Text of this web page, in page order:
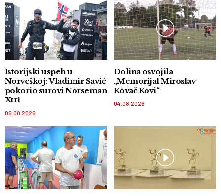
Istorijski uspeh u
Norveškoj: Vladimir Savić
pokorio surovi Norseman
Xtri
06.08.2026
Dolina osvojila
„Memorijal Miroslav
Kovač Kovi“
04.08.2026